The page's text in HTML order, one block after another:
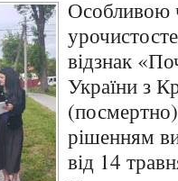
Особливою
відзнак
України з
рішенням
від 14